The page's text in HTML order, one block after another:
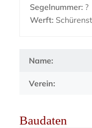
Segelnummer: ?
Werft:
Name:
Verein:
Baudaten